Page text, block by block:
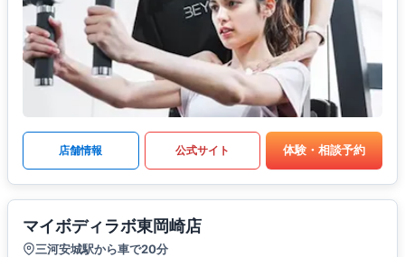
店舗情報 公式サイト 体験・相談予約
マイボディラボ東岡崎店
三河安城駅から車で20分